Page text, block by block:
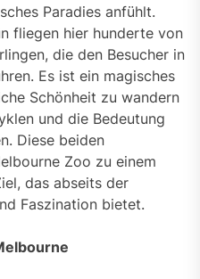
Paradies anfühlt.
fliegen hier hunderte von
die den Besucher in
Es ist ein magisches
Schönheit zu wandern
und die Bedeutung
Diese beiden
Zoo zu einem
das abseits der
Faszination bietet.